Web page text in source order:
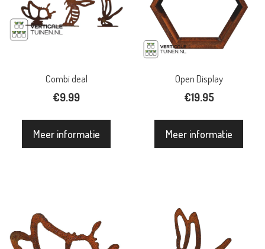
Combi deal
€9.99
Meer informatie
Open Display
€19.95
Meer informatie